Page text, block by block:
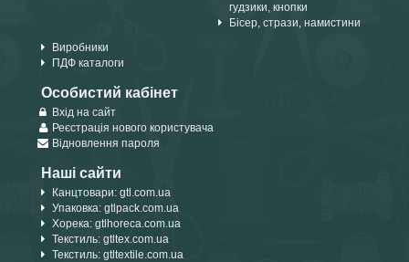
гудзики, кнопки
Бісер, стрази, намистини
Виробники
ПДФ каталоги
Особистий кабінет
Вхід на сайт
Реєстрація нового користувача
Відновлення пароля
Наші сайти
Канцтовари: gtl.com.ua
Упаковка: gtlpack.com.ua
Хорека: gtlhoreca.com.ua
Текстиль: gtltex.com.ua
Текстиль: gtltextile.com.ua